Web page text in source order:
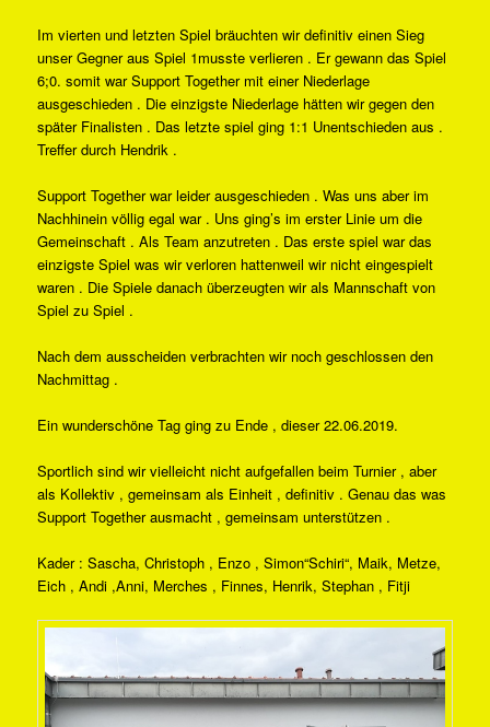
Im vierten und letzten Spiel bräuchten wir definitiv einen Sieg
unser Gegner aus Spiel 1musste verlieren . Er gewann das Spiel
6;0. somit war Support Together mit einer Niederlage
ausgeschieden . Die einzigste Niederlage hätten wir gegen den
später Finalisten . Das letzte spiel ging 1:1 Unentschieden aus .
Treffer durch Hendrik .
Support Together war leider ausgeschieden . Was uns aber im
Nachhinein völlig egal war . Uns ging’s im erster Linie um die
Gemeinschaft . Als Team anzutreten . Das erste spiel war das
einzigste Spiel was wir verloren hattenweil wir nicht eingespielt
waren . Die Spiele danach überzeugten wir als Mannschaft von
Spiel zu Spiel .
Nach dem ausscheiden verbrachten wir noch geschlossen den
Nachmittag .
Ein wunderschöne Tag ging zu Ende , dieser 22.06.2019.
Sportlich sind wir vielleicht nicht aufgefallen beim Turnier , aber
als Kollektiv , gemeinsam als Einheit , definitiv . Genau das was
Support Together ausmacht , gemeinsam unterstützen .
Kader : Sascha, Christoph , Enzo , Simon“Schiri“, Maik, Metze,
Eich , Andi ,Anni, Merches , Finnes, Henrik, Stephan , Fitji